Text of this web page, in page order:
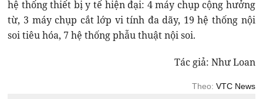
hệ thống thiết bị y tế hiện đại: 4 máy chụp cộng hưởng
từ, 3 máy chụp cắt lớp vi tính đa dãy, 19 hệ thống nội
soi tiêu hóa, 7 hệ thống phẫu thuật nội soi.
Tác giả: Như Loan
Theo: VTC News